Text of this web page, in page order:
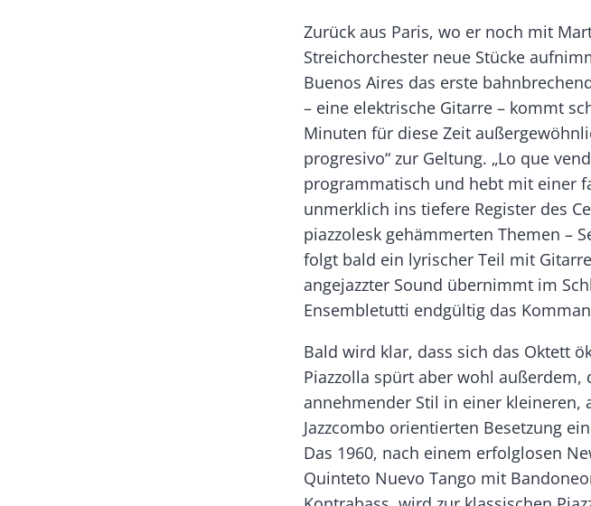
Zurück aus Paris, wo er noch mit
Streichorchester neue Stücke
Buenos Aires das erste
– eine elektrische Gitarre – kommt
Minuten für diese Zeit
progresivo“ zur Geltung. „Lo que
programmatisch und hebt mit einer
unmerklich ins tiefere Register des
piazzolesk gehämmerten Themen –
folgt bald ein lyrischer Teil mit
angejazzter Sound übernimmt im
Ensembletutti endgültig das
Bald wird klar, dass sich das Oktett
Piazzolla spürt aber wohl
annehmender Stil in einer kleineren,
Jazzcombo orientierten Besetzung
Das 1960, nach einem erfolglosen
Quinteto Nuevo Tango mit